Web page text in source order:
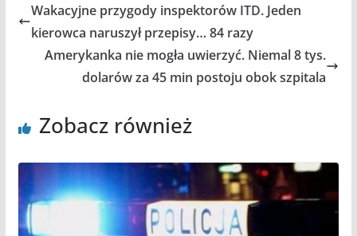
Wakacyjne przygody inspektorów ITD. Jeden
kierowca naruszył przepisy… 84 razy
Amerykanka nie mogła uwierzyć. Niemal 8 tys.
dolarów za 45 min postoju obok szpitala
Zobacz również